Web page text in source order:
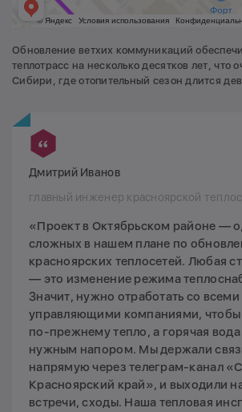
Обновление ветхих коммуникаций
теплотрасс на несколько десятков лет, что
Сибири, где отопительный сезон длится
Дмитрий Иванов
главный инженер красноярской
«Проект в Октябрьском районе —
сложных в нашем плане по
красноярских теплосетей. Любая
— это изменение режима
Значит, нужно отработать со всеми
управляющими компаниями, чтобы
по-прежнему тепло, а горячая
нужным напором. Мы держали
напрямую через телеграм-канал
Красноярский край», и выходили
встречи, сходы. Наша тепловая